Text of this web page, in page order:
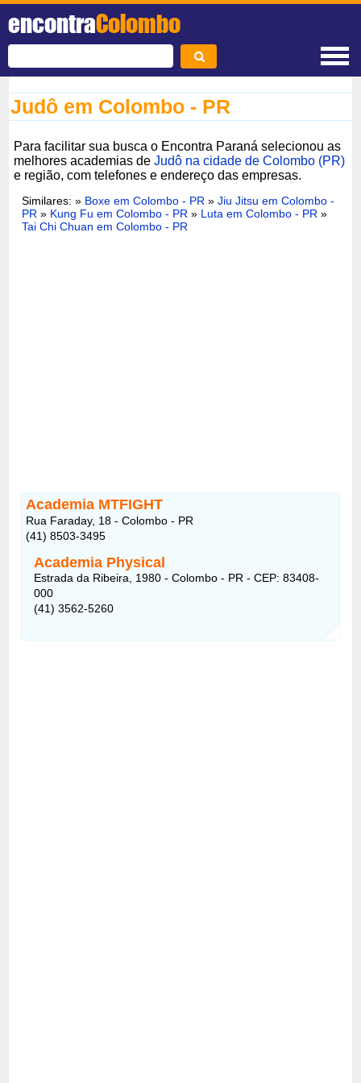
encontraColombo
Judô em Colombo - PR
Para facilitar sua busca o Encontra Paraná selecionou as
melhores academias deJudô na cidade de Colombo (PR)
e região, com telefones e endereço das empresas.
Similares: » Boxe em Colombo - PR »Jiu Jitsu em Colombo -
PR » Kung Fu em Colombo - PR » Luta em Colombo - PR »
Tai Chi Chuan em Colombo - PR
Academia MTFIGHT
Rua Faraday, 18 - Colombo - PR
(41) 8503-3495
Academia Physical
Estrada da Ribeira, 1980 - Colombo - PR - CEP: 83408-
000
(41) 3562-5260